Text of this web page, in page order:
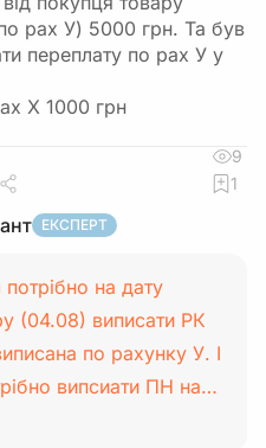
рах У) 5000 грн. Та був
переплату по рах У у
Х 1000 грн
9
1
ЕКСПЕРТ
потрібно на дату
(04.08) виписати РК
по рахунку У. І
випсиати ПН на…